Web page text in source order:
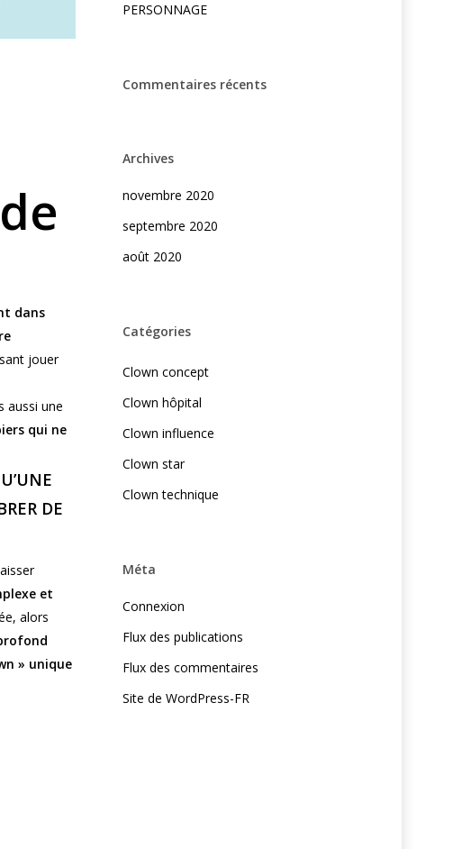
dans
jouer
aussi une
qui ne
DE
et
alors
» unique
PERSONNAGE
Commentaires récents
Archives
novembre 2020
septembre 2020
août 2020
Catégories
Clown concept
Clown hôpital
Clown influence
Clown star
Clown technique
Méta
Connexion
Flux des publications
Flux des commentaires
Site de WordPress-FR